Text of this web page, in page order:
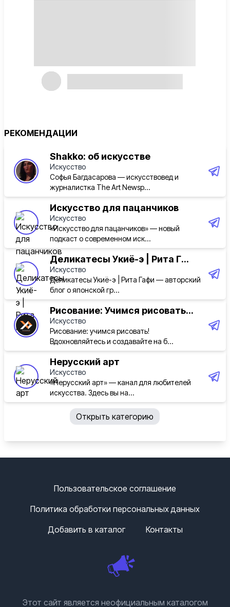
РЕКОМЕНДАЦИИ
Shakko: об искусстве
Искусство
Софья Багдасарова — искусствовед и
журналистка The Art Newsp...
Искусство для пацанчиков
Искусство
«Искусство для пацанчиков» — новый
подкаст о современном иск...
Деликатесы Укиё-э | Рита Г...
Искусство
Деликатесы Укиё-э | Рита Гафи — авторский
блог о японской гр...
Рисование: Учимся рисовать...
Искусство
Рисование: учимся рисовать!
Вдохновляйтесь и создавайте на б...
Нерусский арт
Искусство
«Нерусский арт» — канал для любителей
искусства. Здесь вы на...
Открыть категорию
Пользовательское соглашение
Политика обработки персональных данных
Добавить в каталог
Контакты
Этот сайт является неофициальным каталогом